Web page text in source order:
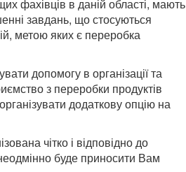
фахівців в даній області, мають
завдань, що стосуються
метою яких є переробка
допомогу в організації та
з переробки продуктів
додаткову опцію на
чітко і відповідно до
буде приносити Вам